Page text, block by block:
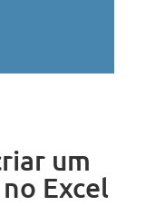
um
Excel